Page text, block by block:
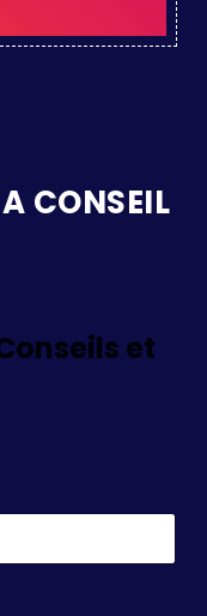
CONSEIL
et